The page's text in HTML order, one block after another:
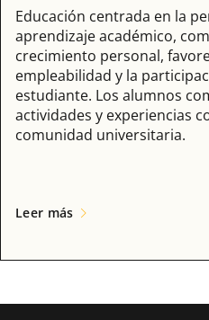
Educación centrada en la
aprendizaje académico,
crecimiento personal,
empleabilidad y la
estudiante. Los alumnos
actividades y experiencias
comunidad universitaria.
Leer más